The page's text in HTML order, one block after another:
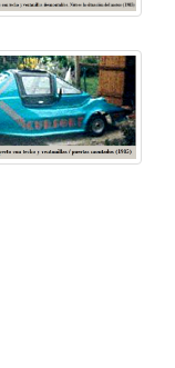
Centre en